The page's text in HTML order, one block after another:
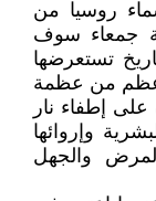
روسيا من
جمعاء سوف
تستعرضها
أعظم من عظمة
إطفاء نار
وإروائها
والجهل